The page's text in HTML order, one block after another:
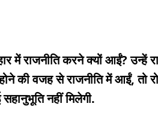
में राजनीति करने क्यों आईं?
की वजह से राजनीति में आईं, तो
नहीं मिलेगी.